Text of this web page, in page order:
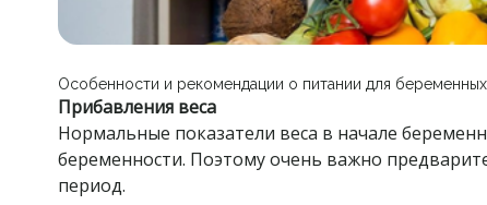
Особенности и рекомендации о питании для беременных
Прибавления веса
Нормальные показатели веса в начале
беременности. Поэтому очень важно
период.